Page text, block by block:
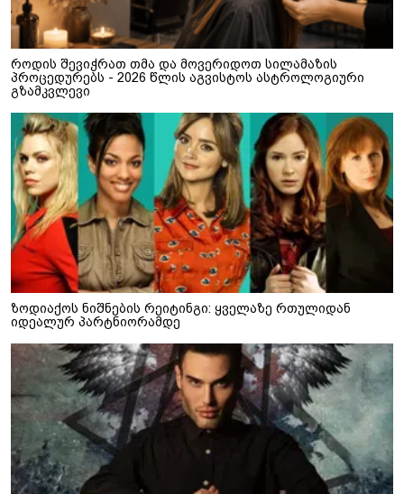
როდის შევიჭრათ თმა და მოვერიდოთ სილამაზის
პროცედურებს - 2026 წლის აგვისტოს ასტროლოგიური
გზამკვლევი
ზოდიაქოს ნიშნების რეიტინგი: ყველაზე რთულიდან
იდეალურ პარტნიორამდე